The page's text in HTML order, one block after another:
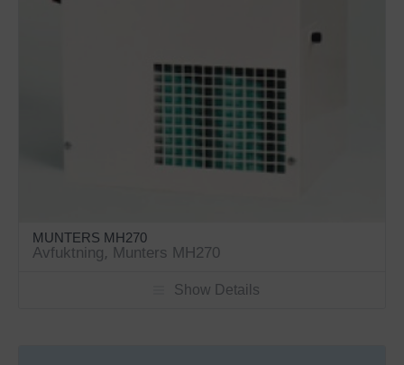
MUNTERS MH270
Avfuktning, Munters MH270
Show Details